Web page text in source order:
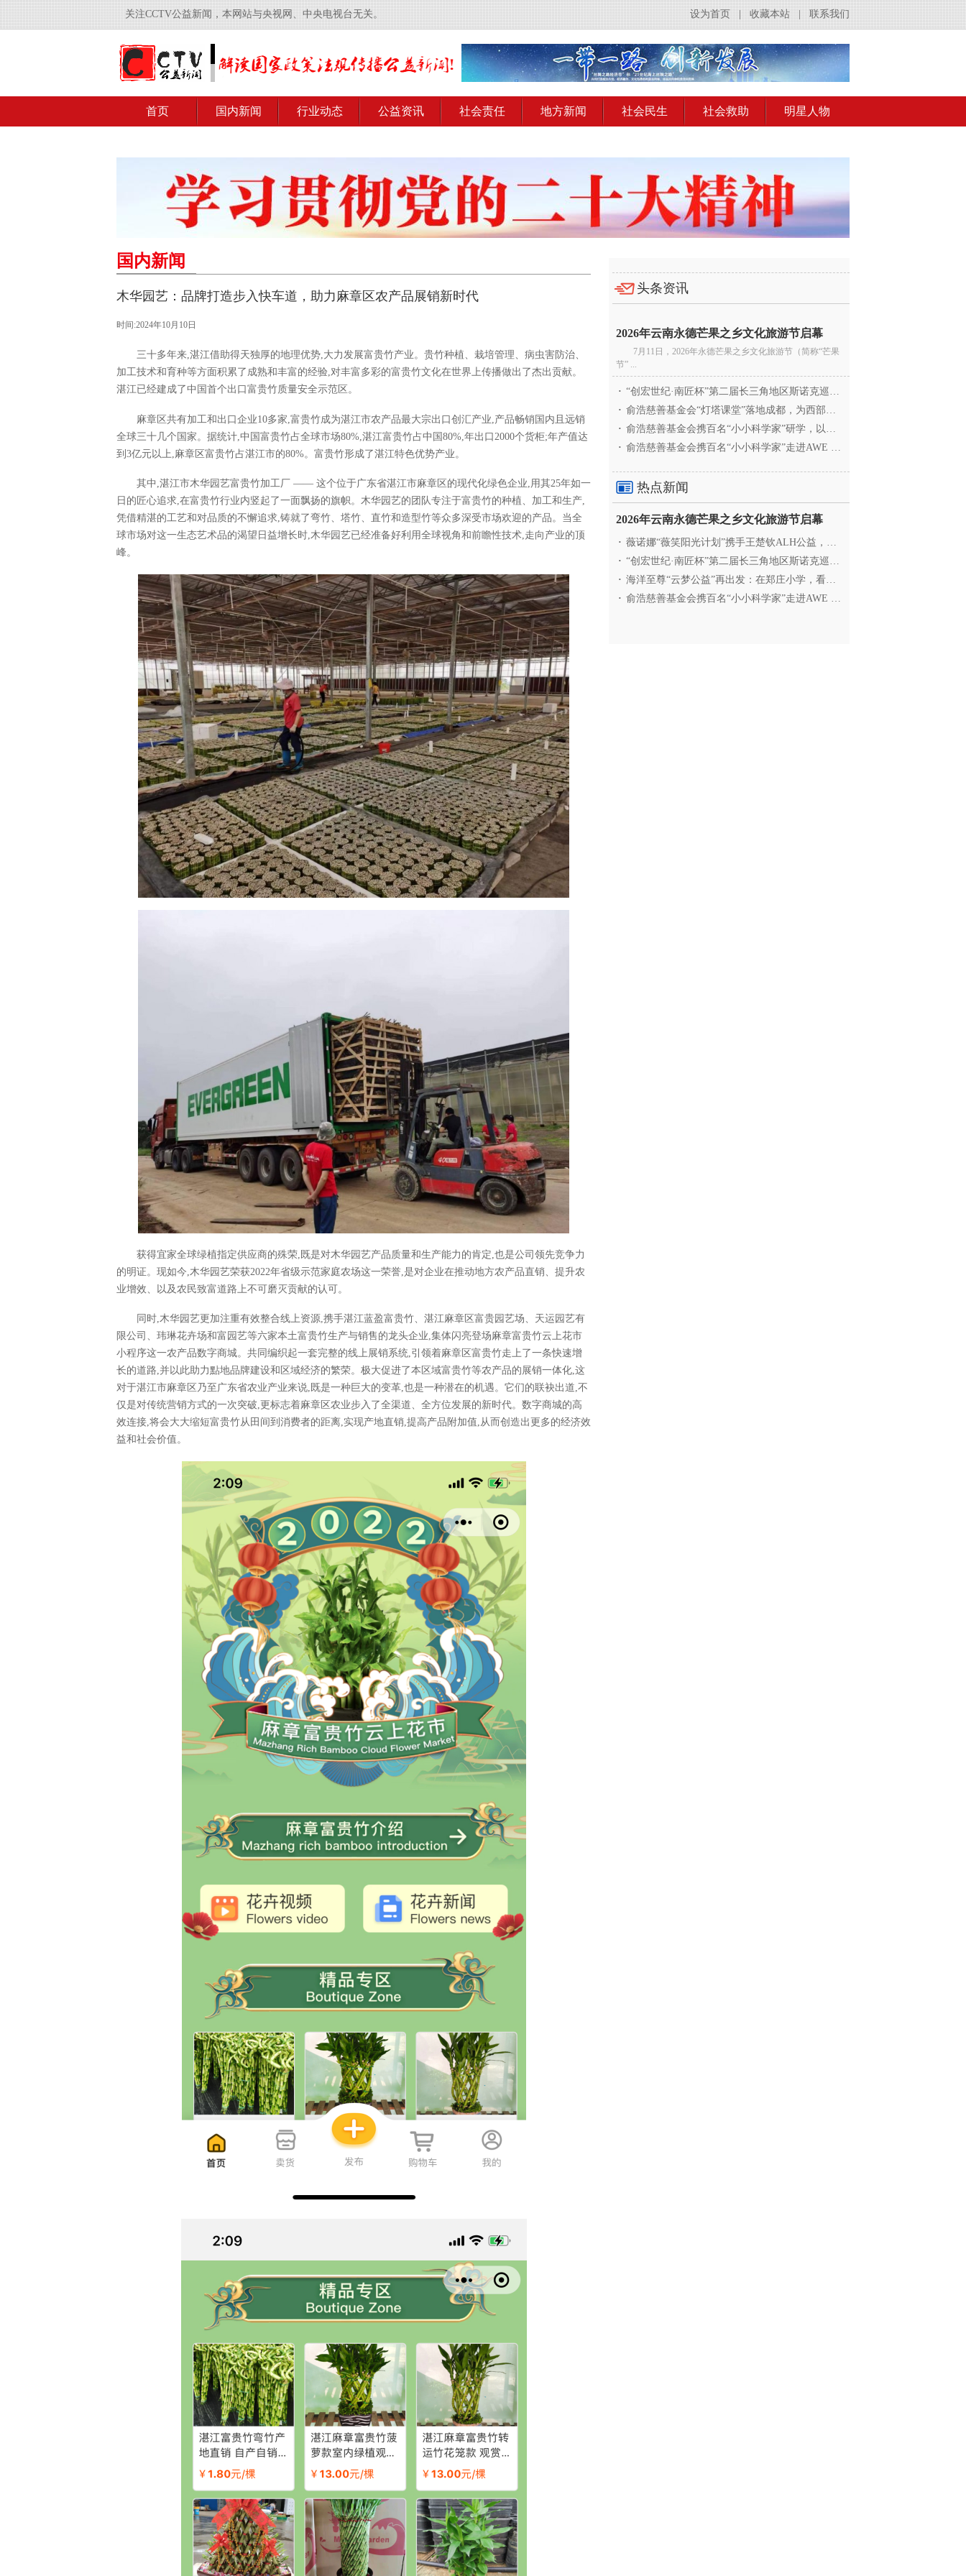
关注CCTV公益新闻，本网站与央视网、中央电视台无关。 联系我们
收藏本站
设为首页
首页 国内新闻 行业动态 公益资讯 社会责任 地方新闻 社会民生 社会救助 明星人物
国内新闻
木华园艺：品牌打造步入快车道，助力麻章区农产品展销新时代
时间:2024年10月10日
三十多年来,湛江借助得天独厚的地理优势,大力发展富贵竹产业。贵竹种植、栽培管理、病虫害防治、
加工技术和育种等方面积累了成熟和丰富的经验,对丰富多彩的富贵竹文化在世界上传播做出了杰出贡献。
湛江已经建成了中国首个出口富贵竹质量安全示范区。
麻章区共有加工和出口企业10多家,富贵竹成为湛江市农产品最大宗出口创汇产业,产品畅销国内且远销
全球三十几个国家。据统计,中国富贵竹占全球市场80%,湛江富贵竹占中国80%,年出口2000个货柜;年产值达
到3亿元以上,麻章区富贵竹占湛江市的80%。富贵竹形成了湛江特色优势产业。
其中,湛江市木华园艺富贵竹加工厂 —— 这个位于广东省湛江市麻章区的现代化绿色企业,用其25年如一
日的匠心追求,在富贵竹行业内竖起了一面飘扬的旗帜。木华园艺的团队专注于富贵竹的种植、加工和生产,
凭借精湛的工艺和对品质的不懈追求,铸就了弯竹、塔竹、直竹和造型竹等众多深受市场欢迎的产品。当全
球市场对这一生态艺术品的渴望日益增长时,木华园艺已经准备好利用全球视角和前瞻性技术,走向产业的顶
峰。
获得宜家全球绿植指定供应商的殊荣,既是对木华园艺产品质量和生产能力的肯定,也是公司领先竞争力
的明证。现如今,木华园艺荣获2022年省级示范家庭农场这一荣誉,是对企业在推动地方农产品直销、提升农
业增效、以及农民致富道路上不可磨灭贡献的认可。
同时,木华园艺更加注重有效整合线上资源,携手湛江蓝盈富贵竹、湛江麻章区富贵园艺场、天运园艺有
限公司、玮琳花卉场和富园艺等六家本土富贵竹生产与销售的龙头企业,集体闪亮登场麻章富贵竹云上花市
小程序这一农产品数字商城。共同编织起一套完整的线上展销系统,引领着麻章区富贵竹走上了一条快速增
长的道路,并以此助力點地品牌建设和区域经济的繁荣。极大促进了本区域富贵竹等农产品的展销一体化,这
对于湛江市麻章区乃至广东省农业产业来说,既是一种巨大的变革,也是一种潜在的机遇。它们的联袂出道,不
仅是对传统营销方式的一次突破,更标志着麻章区农业步入了全渠道、全方位发展的新时代。数字商城的高
效连接,将会大大缩短富贵竹从田间到消费者的距离,实现产地直销,提高产品附加值,从而创造出更多的经济效
益和社会价值。
头条资讯
2026年云南永德芒果之乡文化旅游节启幕
7月11日，2026年永德芒果之乡文化旅游节（简称“芒果
节” ...
· “创宏世纪·南匠杯”第二届长三角地区斯诺克巡回赛（江
· 俞浩慈善基金会“灯塔课堂”落地成都，为西部学子搭建
· 俞浩慈善基金会携百名“小小科学家”研学，以顶尖科创
· 俞浩慈善基金会携百名“小小科学家”走进AWE 探访追觅
热点新闻
2026年云南永德芒果之乡文化旅游节启幕
· 薇诺娜“薇笑阳光计划”携手王楚钦ALH公益，助力高原乒
· “创宏世纪·南匠杯”第二届长三角地区斯诺克巡回赛（江
· 海洋至尊“云梦公益”再出发：在郑庄小学，看见向善的
· 俞浩慈善基金会携百名“小小科学家”走进AWE 探访追觅